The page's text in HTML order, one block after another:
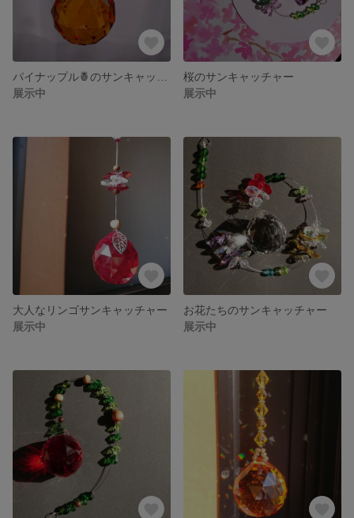
展示中
桜のサンキャッチャー
展示中
大人なリンゴサンキャッチャー
展示中
お花たちのサンキャッチャー
展示中